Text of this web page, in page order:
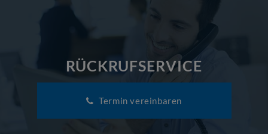
RÜCKRUFSERVICE
Termin vereinbaren